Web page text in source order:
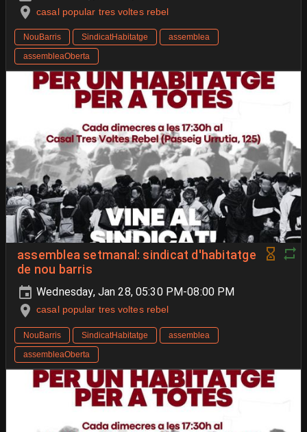
casal popular tres voltes rebel
NouBarris SindicatHabitatge
assemblea
assembleaOberta
assemblea setmanal: sindicat d'habitatge
de nou barris
Wednesday, Jan 28, 05:30 PM-08:00 PM
casal popular tres voltes rebel
NouBarris SindicatHabitatge
assemblea
assembleaOberta